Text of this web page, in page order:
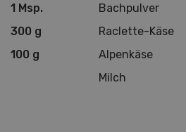
1 Msp.
Bachpulver
300 g
Raclette-Käse
100 g
Alpenkäse
Milch